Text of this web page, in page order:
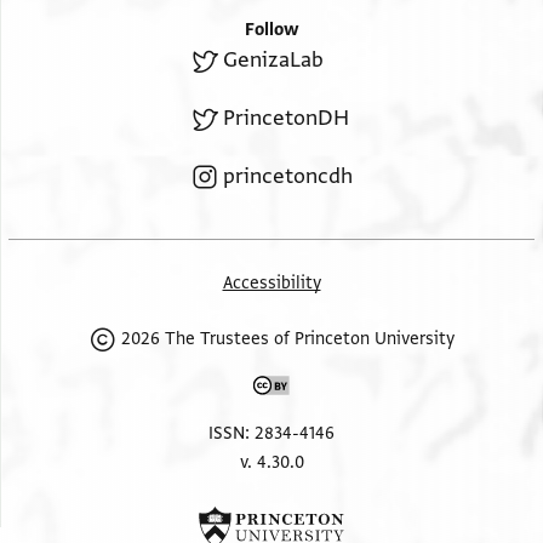
Follow
GenizaLab
PrincetonDH
princetoncdh
Accessibility
2026 The Trustees of Princeton University
ISSN: 2834-4146
v. 4.30.0